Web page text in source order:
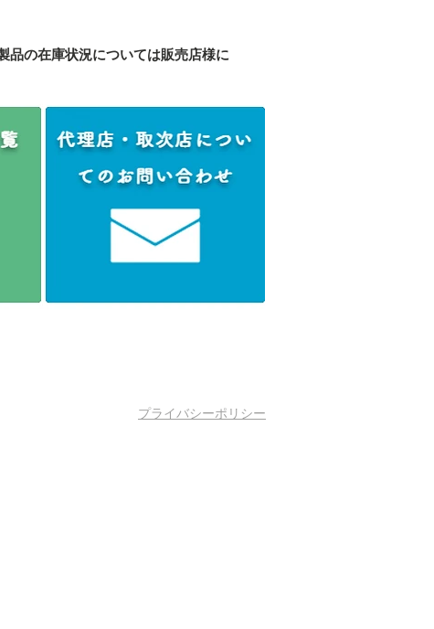
品の在庫状況については販売店様に
プライバシーポリシー